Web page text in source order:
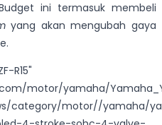
ini termasuk membeli
yang akan mengubah gaya
R15"
motor/yamaha/
category/motor//yamaha/